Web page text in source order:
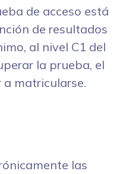
de acceso está
de resultados
al nivel C1 del
la prueba, el
matricularse.
las